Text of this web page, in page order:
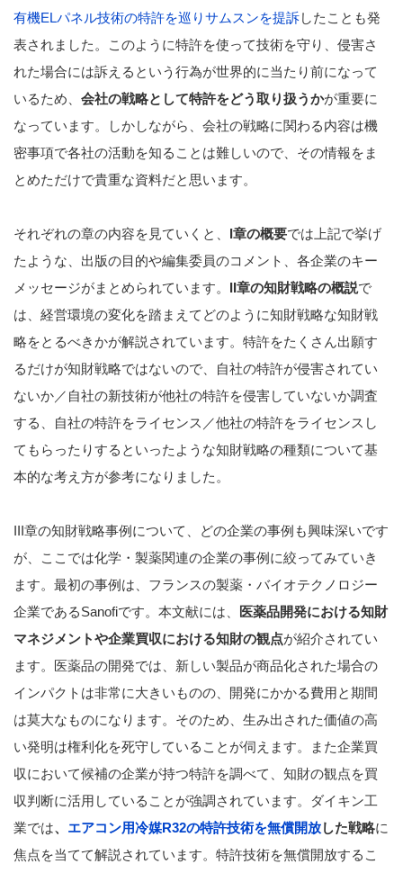
有機ELパネル技術の特許を巡りサムスンを提訴したことも発
表されました。このように特許を使って技術を守り、侵害さ
れた場合には訴えるという行為が世界的に当たり前になって
いるため、 会社の戦略として特許をどう取り扱うかが重要に
なっています。しかしながら、会社の戦略に関わる内容は機
密事項で各社の活動を知ることは難しいので、その情報をま
とめただけで貴重な資料だと思います。
それぞれの章の内容を見ていくと、 I章の概要では上記で挙げ
たような、出版の目的や編集委員のコメント、各企業のキー
メッセージがまとめられています。 II章の知財戦略の概説で
は、経営環境の変化を踏まえてどのように知財戦略な知財戦
略をとるべきかが解説されています。特許をたくさん出願す
るだけが知財戦略ではないので、自社の特許が侵害されてい
ないか／自社の新技術が他社の特許を侵害していないか調査
する、自社の特許をライセンス／他社の特許をライセンスし
てもらったりするといったような知財戦略の種類について基
本的な考え方が参考になりました。
III章の知財戦略事例について、どの企業の事例も興味深いです
が、ここでは化学・製薬関連の企業の事例に絞ってみていき
ます。最初の事例は、フランスの製薬・バイオテクノロジー
企業であるSanofiです。本文献には、
医薬品開発における知財
マネジメントや企業買収における知財の観点が紹介されてい
ます。医薬品の開発では、新しい製品が商品化された場合の
インパクトは非常に大きいものの、開発にかかる費用と期間
は莫大なものになります。そのため、生み出された価値の高
い発明は権利化を死守していることが伺えます。また企業買
収において候補の企業が持つ特許を調べて、知財の観点を買
収判断に活用していることが強調されています。ダイキン工
業では、 エアコン用冷媒R32の特許技術を無償開放した戦略に
焦点を当てて解説されています。特許技術を無償開放するこ